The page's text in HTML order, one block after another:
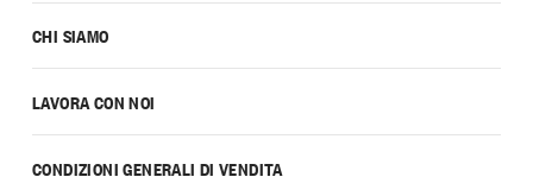
CHI SIAMO
LAVORA CON NOI
CONDIZIONI GENERALI DI VENDITA